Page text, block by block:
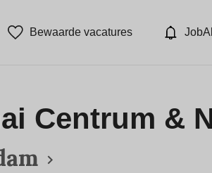
Bewaarde vacatures
Centrum &